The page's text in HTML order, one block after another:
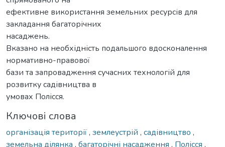
ефективне використання земельних ресурсів для
закладання багаторічних
насаджень.
Вказано на необхідність подальшого вдосконалення
нормативно-правової
бази та запровадження сучасних технологій для
розвитку садівництва в
умовах Полісся.
Ключові слова
організація території, землеустрій , садівництво ,
земельна ділянка , багаторічні насадження , Полісся ,